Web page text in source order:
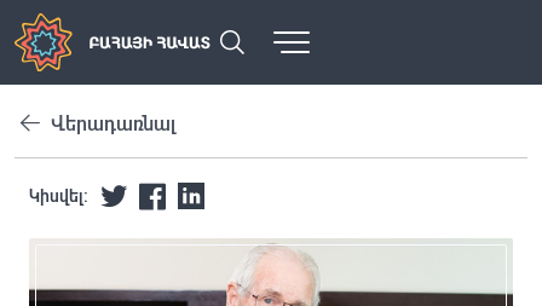
Վերադառնալ
Կիսվել: